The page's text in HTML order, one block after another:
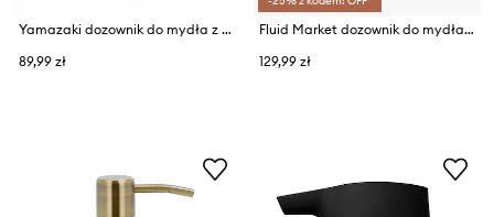
Yamazaki dozownik do mydła z tworzywa sztucznego 5,5 x 6 x 18,5 cm
89,99 zł
Fluid Market dozownik do mydła 17 x 5,5 x 14 cm
129,99 zł